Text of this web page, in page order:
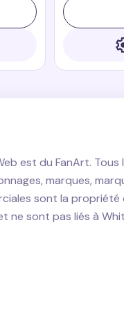
est du FanArt. Tous
marques,
sont la propriété
ne sont pas liés à